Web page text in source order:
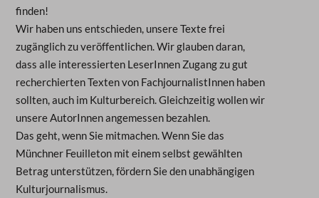
finden!
Wir haben uns entschieden, unsere Texte frei
zugänglich zu veröffentlichen. Wir glauben daran,
dass alle interessierten LeserInnen Zugang zu gut
recherchierten Texten von FachjournalistInnen haben
sollten, auch im Kulturbereich. Gleichzeitig wollen wir
unsere AutorInnen angemessen bezahlen.
Das geht, wenn Sie mitmachen. Wenn Sie das
Münchner Feuilleton mit einem selbst gewählten
Betrag unterstützen, fördern Sie den unabhängigen
Kulturjournalismus.